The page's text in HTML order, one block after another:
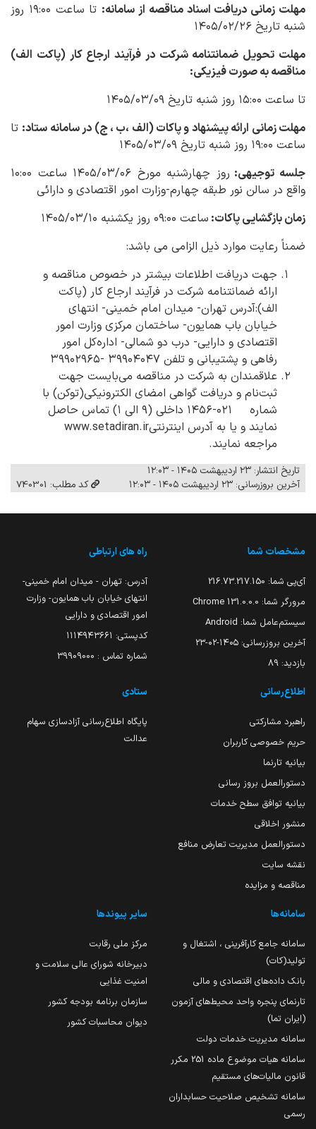
مهلت زمانی دریافت اسناد مناقصه از سامانه:
تا ساعت ۱۹:۰۰ روز
‌شنبه تاریخ ۱۴۰۵/۰۲/۲۶
مهلت تحویل ضمانتنامه شرکت در فرآیند ارجاع کار (پاکت الف)
مناقصه به صورت فیزیکی:
تا ساعت ۱۵:۰۰ روز شنبه تاریخ ۱۴۰۵/۰۳/۰۹
مهلت زمانی ارائه پیشنهاد و پاکات (الف ،ب ، ج) در سامانه ستاد: تا
ساعت ۱۹:۰۰ روز شنبه‌ تاریخ ۱۴۰۵/۰۳/۰۹
جلسه توجیهی:
روز چهارشنبه مورخ ۱۴۰۵/۰۳/۰۶ ساعت ۱۰:۰۰
واقع در سالن نور طبقه چهارم-وزارت امور اقتصادی و دارائی
زمان بازگشایی پاکات: ساعت ۰۹:۰۰ روز یکشنبه ۱۴۰۵/۰۳/۱۰
ضمناً رعایت موارد ذیل الزامی می باشد:
جهت دریافت اطلاعات بیشتر در خصوص مناقصه و
ارائه ضمانتنامه شرکت در فرآیند ارجاع کار (پاکت
الف)‌:آدرس تهران- میدان امام خمینی- انتهای
خیابان باب همایون- ساختمان مرکزی وزارت امور
اقتصادی و دارایی- درب دو شمالی- اداره‌کل امور
رفاهی و پشتیبانی و تلفن ۳۹۹۰۴۰۴۷ -۳۹۹۰۲۹۶۵
علاقمندان به شرکت در مناقصه می‌بایست جهت
ثبت‌نام و دریافت گواهی امضای الکترونیکی(توکن) با
شماره ۰۲۱-۱۴۵۶ داخلی (۹ الی ۱) تماس حاصل
نمایند و یا به آدرس اینترنتیwww.setadiran.ir
مراجعه نمایند.
تاریخ انتشار: ۲۳ اردیبهشت ۱۴۰۵ - ۱۲:۰۳
آخرین بروزرسانی: ۲۳ اردیبهشت ۱۴۰۵ - ۱۲:۰۳
کد مطلب: 740301
مشخصات شما
آی‌پی شما: 216.73.217.150
مرورگر شما: 131.0.0.0 Chrome
سیستم‌عامل شما: Android
آخرین بروزرسانی: ۱۴۰۵-۰۲-۲۳
بازدید: 89
راه های ارتباطی
آدرس: تهران - میدان امام خمینی-
انتهای خیابان باب همایون- وزارت
امور اقتصادی و دارایی
کدپستی: ۱۱۱۴۹۴۳۶۶۱
شماره تماس : 39909000
اطلاع‌رسانی
راهبرد مشارکتی
حریم خصوصی کاربران
بیانیه تارنما
دستورالعمل بروز رسانی
بیانیه توافق سطح خدمات
منشور اخلاقی
دستورالعمل مدیریت تعارض منافع
نقشه سایت
مناقصه و مزایده
ستادی
پایگاه اطلاع‌رسانی آزادسازی سهام
عدالت
سامانه‌ها
سامانه جامع کارآفرینی ، اشتغال و
تولید(کات)
بانک داده‌های اقتصادی و مالی
تارنمای پنجره واحد محیط‌های آزمون
(ایران تما)
سامانه مدیریت خدمات دولت
سامانه هیات موضوع ماده 251 مکرر
قانون مالیات‌های مستقیم
سامانه تشخیص صلاحیت حسابداران
رسمی
سایر پیوندها
مرکز ملی رقابت
دبیرخانه شورای عالی سلامت و
امنیت غذایی
سازمان برنامه بودجه کشور
دیوان محاسبات کشور